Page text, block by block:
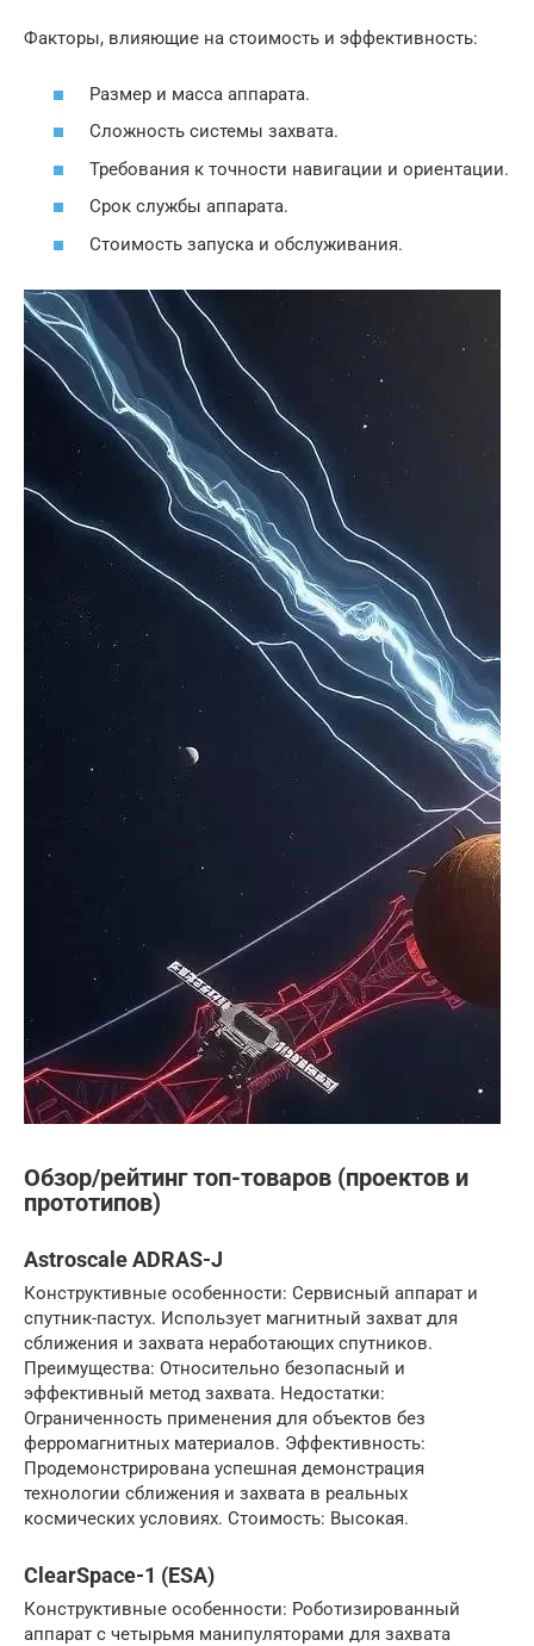
Факторы, влияющие на стоимость и эффективность:
Размер и масса аппарата.
Сложность системы захвата.
Требования к точности навигации и ориентации.
Срок службы аппарата.
Стоимость запуска и обслуживания.
Обзор/рейтинг топ-товаров (проектов и
прототипов)
Astroscale ADRAS-J
Конструктивные особенности: Сервисный аппарат и
спутник-пастух. Использует магнитный захват для
сближения и захвата неработающих спутников.
Преимущества: Относительно безопасный и
эффективный метод захвата. Недостатки:
Ограниченность применения для объектов без
ферромагнитных материалов. Эффективность:
Продемонстрирована успешная демонстрация
технологии сближения и захвата в реальных
космических условиях. Стоимость: Высокая.
ClearSpace-1 (ESA)
Конструктивные особенности: Роботизированный
аппарат с четырьмя манипуляторами для захвата